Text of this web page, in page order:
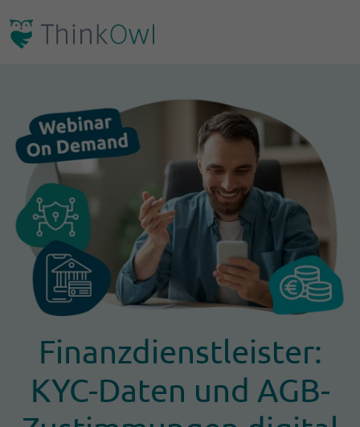
Finanzdienstleister:
KYC-Daten und AGB-